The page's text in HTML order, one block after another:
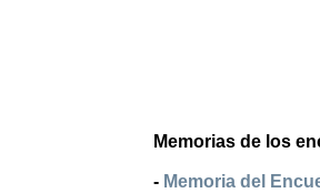
Memorias de los
- Memoria del